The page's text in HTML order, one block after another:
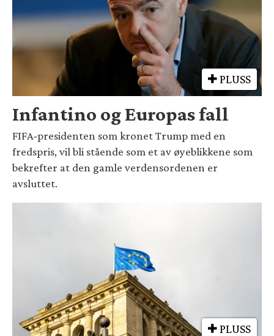
PLUSS
Infantino og Europas fall
FIFA-presidenten som kronet Trump med en
fredspris, vil bli stående som et av øyeblikkene som
bekrefter at den gamle verdensordenen er
avsluttet.
PLUSS